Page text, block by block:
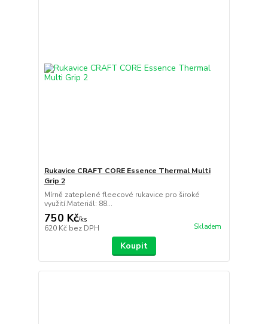
Rukavice CRAFT CORE Essence Thermal Multi
Grip 2
Mírně zateplené fleecové rukavice pro široké
využití.Materiál: 88...
750 Kč/ks
620 Kč bez DPH Skladem
Koupit